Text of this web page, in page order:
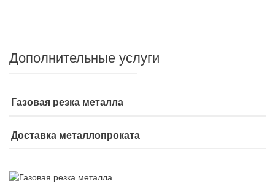
Дополнительные услуги
Газовая резка металла
Доставка металлопроката